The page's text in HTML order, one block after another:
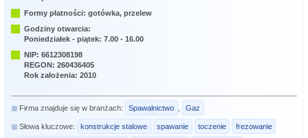
Formy płatności: gotówka, przelew
Godziny otwarcia:
Poniedziałek - piątek: 7.00 - 16.00
NIP: 6612308198
REGON: 260436405
Rok założenia: 2010
Firma znajduje się w branżach: Spawalnictwo Gaz
Słowa kluczowe: konstrukcje stalowe spawanie toczenie frezowanie